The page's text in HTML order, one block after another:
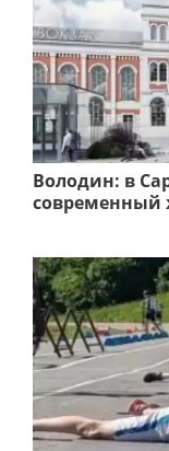
Володин: в
современный